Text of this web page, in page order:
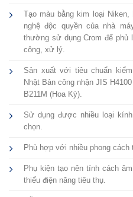
Tạo màu bằng kim loại
nghệ độc quyền của nhà
thường sử dụng Crom để
công, xử lý.
Sản xuất với tiêu chuẩn
Nhật Bản công nhận JIS
B211M (Hoa Kỳ).
Sử dụng được nhiều loại
chọn.
Phù hợp với nhiều phong cách
Phụ kiện tạo nên tính cách
thiểu điện năng tiêu thụ.